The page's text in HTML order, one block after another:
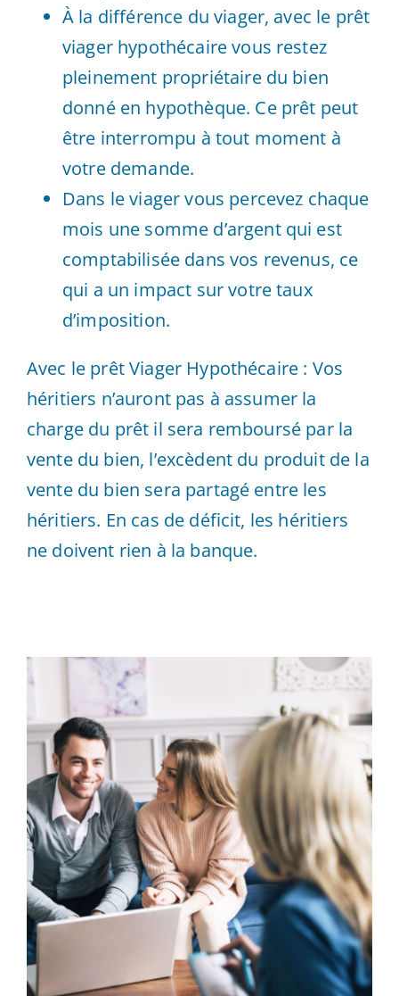
À la différence du viager, avec le prêt
viager hypothécaire vous restez
pleinement propriétaire du bien
donné en hypothèque. Ce prêt peut
être interrompu à tout moment à
votre demande.
Dans le viager vous percevez chaque
mois une somme d’argent qui est
comptabilisée dans vos revenus, ce
qui a un impact sur votre taux
d’imposition.
Avec le prêt Viager Hypothécaire : Vos
héritiers n’auront pas à assumer la
charge du prêt il sera remboursé par la
vente du bien, l’excèdent du produit de la
vente du bien sera partagé entre les
héritiers. En cas de déficit, les héritiers
ne doivent rien à la banque.